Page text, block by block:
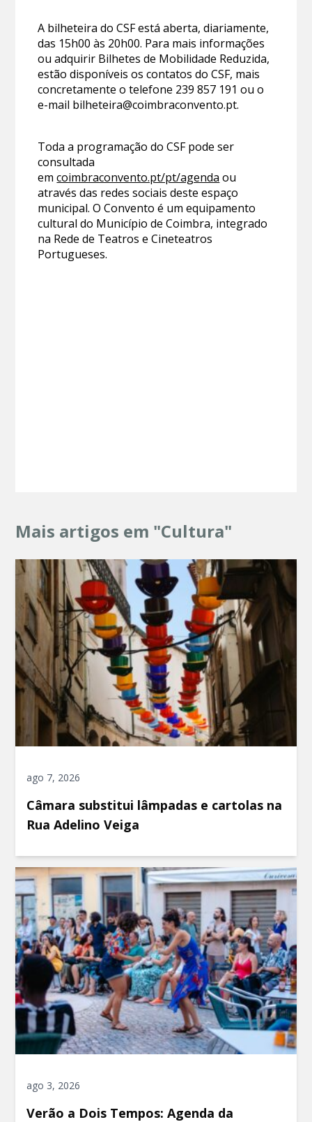
A bilheteira do CSF está aberta, diariamente,
das 15h00 às 20h00. Para mais informações
ou adquirir Bilhetes de Mobilidade Reduzida,
estão disponíveis os contatos do CSF, mais
concretamente o telefone 239 857 191 ou o
e-mail bilheteira@coimbraconvento.pt.
Toda a programação do CSF pode ser
consultada
emcoimbraconvento.pt/pt/agenda ou
através das redes sociais deste espaço
municipal. O Convento é um equipamento
cultural do Município de Coimbra, integrado
na Rede de Teatros e Cineteatros
Portugueses.
Mais artigos em "Cultura"
ago 7, 2026
Câmara substitui lâmpadas e cartolas na
Rua Adelino Veiga
ago 3, 2026
Verão a Dois Tempos: Agenda da